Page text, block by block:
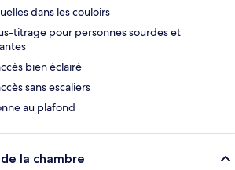
dans les couloirs
titrage pour personnes sourdes et
bien éclairé
sans escaliers
au plafond
la chambre